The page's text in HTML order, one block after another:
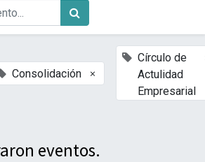
Consolidación ×
Círculo de
Actulidad
Empresarial
eventos.